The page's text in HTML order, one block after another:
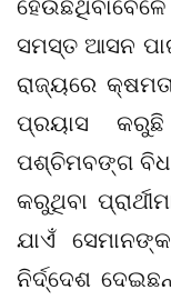
ସମସ୍ତ ଆସନ
ରାଜ୍ୟରେ
ପ୍ରୟାସ କରୁଛି
ପଶ୍ଚିମବଙ୍ଗ
କରୁଥିବା
ଯାଏଁ
ନିର୍ଦ୍ଦେଶ